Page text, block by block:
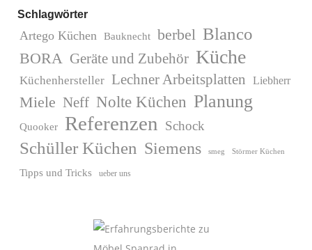
Schlagwörter
Artego Küchen Bauknecht berbel Blanco
BORA Geräte und Zubehör Küche
Küchenhersteller Lechner Arbeitsplatten Liebherr
Miele Neff Nolte Küchen Planung
Quooker Referenzen Schock
Schüller Küchen Siemens smeg Störmer Küchen
Tipps und Tricks ueber uns